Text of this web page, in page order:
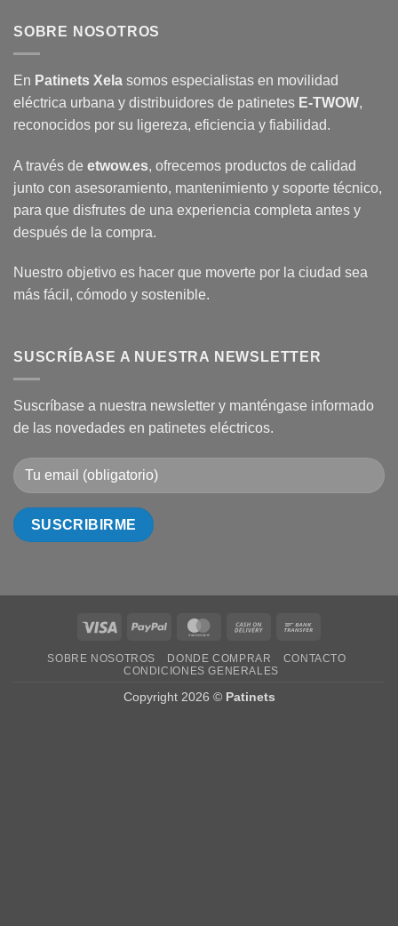
SOBRE NOSOTROS
En Patinets Xela somos especialistas en movilidad
eléctrica urbana y distribuidores de patinetes E-TWOW,
reconocidos por su ligereza, eficiencia y fiabilidad.
A través de etwow.es, ofrecemos productos de calidad
junto con asesoramiento, mantenimiento y soporte técnico,
para que disfrutes de una experiencia completa antes y
después de la compra.
Nuestro objetivo es hacer que moverte por la ciudad sea
más fácil, cómodo y sostenible.
SUSCRÍBASE A NUESTRA NEWSLETTER
Suscríbase a nuestra newsletter y manténgase informado
de las novedades en patinetes eléctricos.
Visa PayPal MasterCardCash
Delivery
SOBRE NOSOTROS DONDE COMPRAR
CONTACTO
CONDICIONES GENERALES
Copyright 2026 © Patinets